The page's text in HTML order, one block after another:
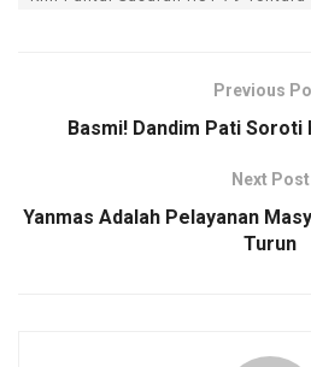
b
k
er
s
p
p
Li
k
Previous
Basmi! Dandim Pati Soroti
Next Post
Yanmas Adalah Pelayanan
Turun